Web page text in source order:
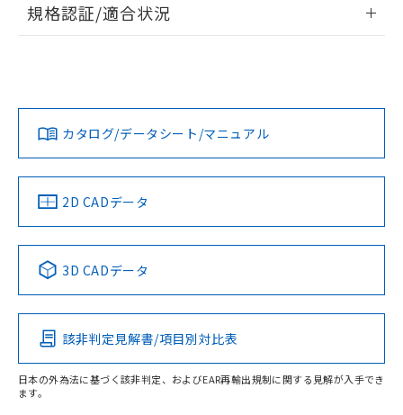
ログイン/会員登録
ダウンロードデータをご利用いただく前に、以下を必ずお読
みください。
ソフトウェアの使用条件
EU RoHS 注意事項・凡例
対応済み
中国 RoHS 注意事項・凡例
Pb Hg Cd Cr(VI)
O
規格認証/適合状況
LR型式承認
（イギリス
船舶規格）
DNV型式承認
（ノルウェー
BV型式承認
（フランス
KR型式
（韓国
No No No No
この製品の規格認証/適合状況ページへ
その他の認証はこちらのページからご検索ください
カタログ/データシート/マニュアル
2D CADデータ
3D CADデータ
該非判定見解書/項目別対比表
日本の外為法に基づく該非判定、およびEAR再輸出規制に関する見解が入手でき
ます。